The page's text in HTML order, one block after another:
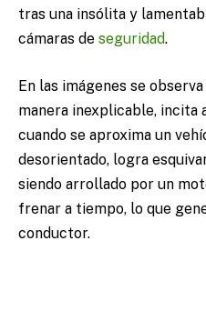
tras una insólita y
cámaras de seguridad.
En las imágenes se
manera inexplicable, incita
cuando se aproxima un
desorientado, logra
siendo arrollado por un
frenar a tiempo, lo que
conductor.